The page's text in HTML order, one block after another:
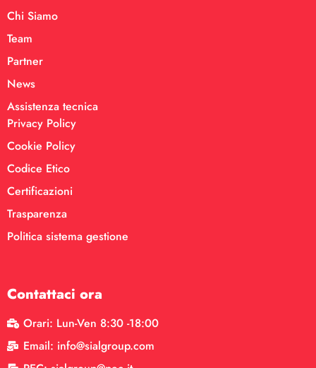
Chi Siamo
Team
Partner
News
Assistenza tecnica
Privacy Policy
Cookie Policy
Codice Etico
Certificazioni
Trasparenza
Politica sistema gestione
Contattaci ora
Orari: Lun-Ven 8:30 -18:00
Email: info@sialgroup.com